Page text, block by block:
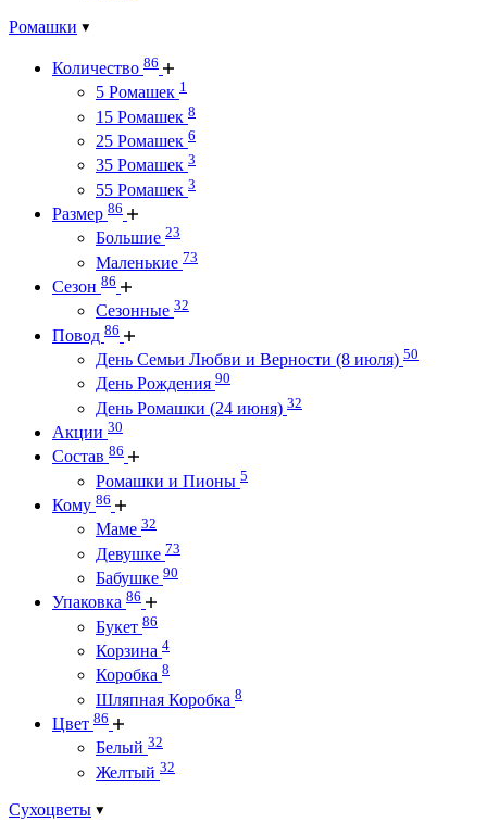
Ромашки
Количество 86
5 Ромашек 1
15 Ромашек 8
25 Ромашек 6
35 Ромашек 3
55 Ромашек 3
Размер 86
Большие 23
Маленькие 73
Сезон 86
Сезонные 32
Повод 86
День Семьи Любви и Верности (8 июля) 50
День Рождения 90
День Ромашки (24 июня) 32
Акции 30
Состав 86
Ромашки и Пионы 5
Кому 86
Маме 32
Девушке 73
Бабушке 90
Упаковка 86
Букет 86
Корзина 4
Коробка 8
Шляпная Коробка 8
Цвет 86
Белый 32
Желтый 32
Сухоцветы